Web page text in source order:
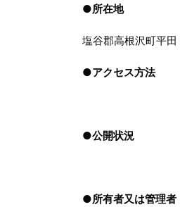
●所在地
塩谷郡高根沢町平田
●アクセス方法
●公開状況
●所有者又は管理者